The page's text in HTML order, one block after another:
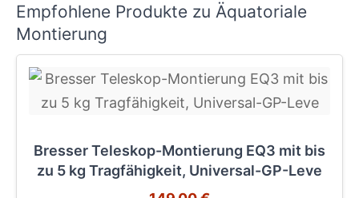
Empfohlene Produkte zu Äquatoriale
Montierung
Bresser Teleskop-Montierung EQ3 mit bis
zu 5 kg Tragfähigkeit, Universal-GP-Leve